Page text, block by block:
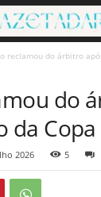
reclamou do árbitro
do
da
2026 5